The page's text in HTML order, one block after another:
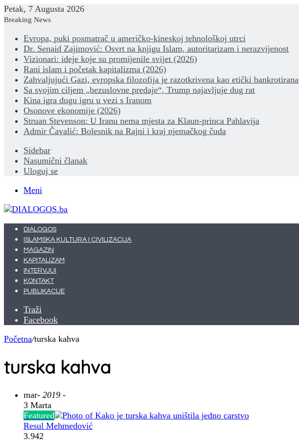
Petak, 7 Augusta 2026
Breaking News
Evropa, puki posmatrač u američko-kineskoj tehnološkoj utrci
Dr. Senaid Zajimović: Osvrt na knjigu Islam, autoritarizam i nerazvijenost
Vizionari: ideje koje su promijenile svijet (2026)
Rani islam i početak kapitalizma (2026)
Zahvaljujući Gazi, evropska filozofija je razotkrivena kao etički bankrotirana
Sa svojim ciljem „bezuslovne predaje“, Trump najavljuje dug rat
Kina igra dugu igru u vezi s Iranom
Osonove ekonomije (2026)
Struan Stevenson: U Iranu nema mjesta za Klaun-princa Pahlavija
Admir Čavalić: Bolesnik na Rajni i kraj njemačkog čuda
Sidebar
Nasumični članak
Uloguj se
Meni
DIALOGOS
ISLAMSKA KULTURA I CIVILIZACIJA
MAGAZIN
KAPITALIZAM
INTERVJUI
KONTAKT
PUBLIKACIJE
Traži
Facebook
Početna/turska kahva
turska kahva
mar- 2019 -
3 Marta
Featured
Resul Mehmedović
3.942